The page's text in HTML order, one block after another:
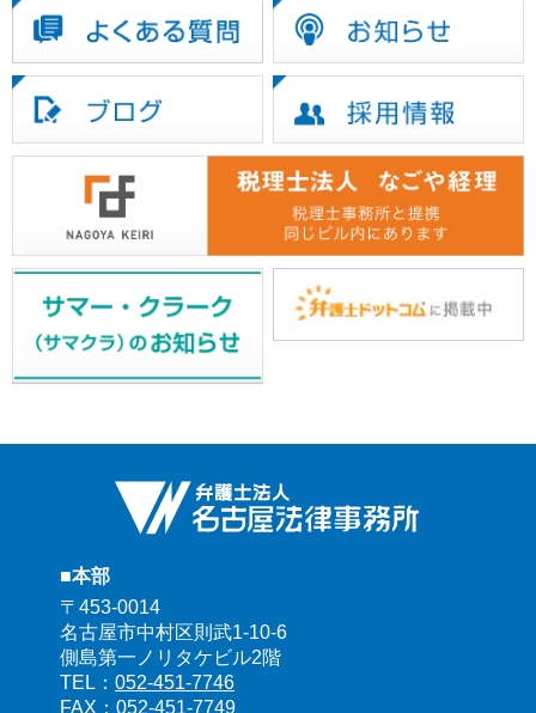
■本部
〒453-0014
名古屋市中村区則武1-10-6
側島第一ノリタケビル2階
TEL： 052-451-7746
FAX：052-451-7749